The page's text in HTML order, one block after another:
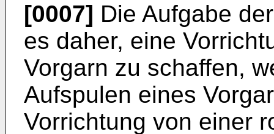
[0007] Die Aufgabe
es daher, eine
Vorgarn zu schaffen,
Aufspulen eines
Vorrichtung von einer